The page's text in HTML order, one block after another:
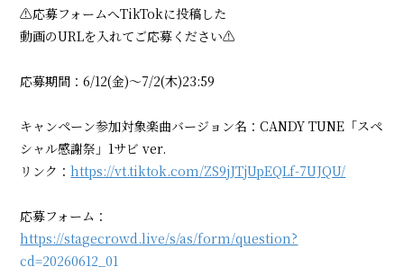
⚠️応募フォームへTikTokに投稿した
動画のURLを入れてご応募ください⚠️
応募期間：6/12(金)～7/2(木)23:59
キャンペーン参加対象楽曲バージョン名：CANDY TUNE「スペ
シャル感謝祭」1サビ ver.
リンク：https://vt.tiktok.com/ZS9jJTjUpEQLf-7UJQU/
応募フォーム：
https://stagecrowd.live/s/as/form/question?
cd=20260612_01